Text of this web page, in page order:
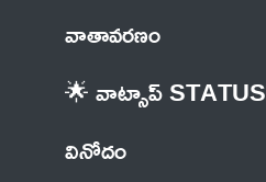
వాతావరణం
🌟 వాట్సాప్ STATUS
వినోదం